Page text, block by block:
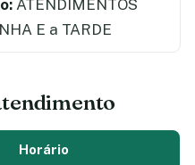
ATENDIMENTOS
E a TARDE
Horário